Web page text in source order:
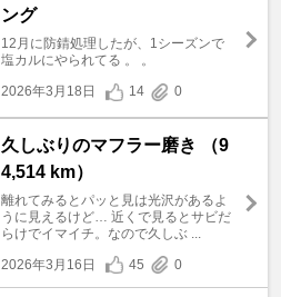
ング
12月に防錆処理したが、1シーズンで
塩カルにやられてる 。 。
2026年3月18日
14 0
久しぶりのマフラー磨き （9
4,514 km）
離れてみるとパッと見は光沢があるよ
うに見えるけど… 近くで見るとサビだ
らけでイマイチ。なので久しぶ ...
2026年3月16日
45 0